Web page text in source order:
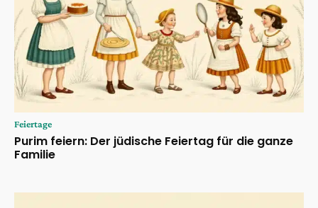
Feiertage
Purim feiern: Der jüdische Feiertag für die ganze
Familie